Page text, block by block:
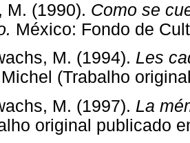
M. (1990). Como se
México: Fondo de
M. (1994). Les
Michel (Trabalho
M. (1997). La
original